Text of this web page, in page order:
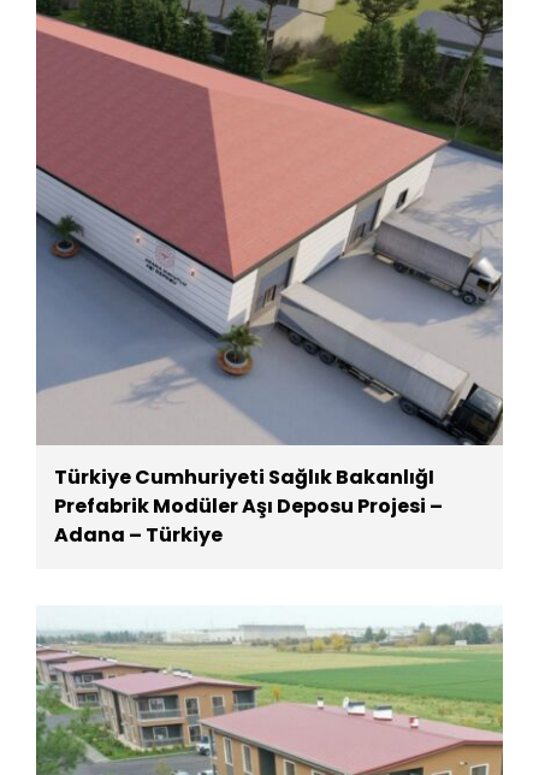
Türkiye Cumhuriyeti Sağlık BakanlığI
Prefabrik Modüler Aşı Deposu Projesi –
Adana – Türkiye